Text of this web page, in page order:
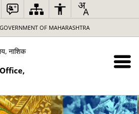
GOVERNMENT OF MAHARASHTRA
नाशिक